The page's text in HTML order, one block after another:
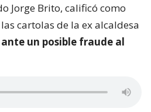
Jorge Brito, calificó como
cartolas de la ex alcaldesa
un posible fraude al